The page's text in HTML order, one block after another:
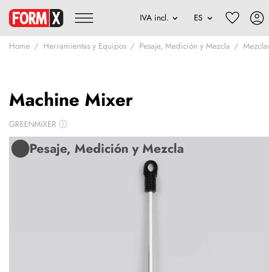
Home Herramientas y Equipos Pesaje, Medición y Mezcla
Machine Mixer
GREENMIXER ⓘ
Pesaje, Medición y Mezcla